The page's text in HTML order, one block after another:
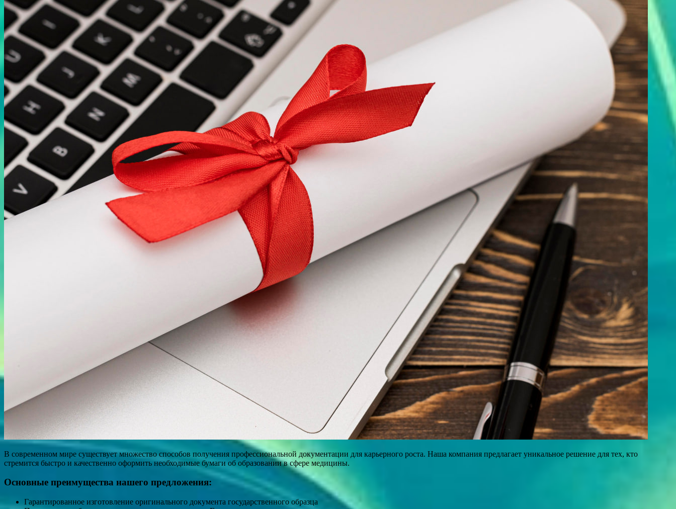
В современном мире существует множество способов получения профессиональной документации для карьерного роста. Наша компания предлагает уникальное решение для тех, кто
стремится быстро и качественно оформить необходимые бумаги об образовании в сфере медицины.
Основные преимущества нашего предложения:
Гарантированное изготовление оригинального документа государственного образца